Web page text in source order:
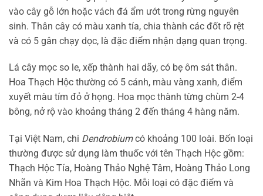
vào cây gỗ lớn hoặc vách đá ẩm ướt trong rừng nguyên
sinh. Thân cây có màu xanh tía, chia thành các đốt rõ rệt
và có 5 gân chạy dọc, là đặc điểm nhận dạng quan trọng.
Lá cây mọc so le, xếp thành hai dãy, có bẹ ôm sát thân.
Hoa Thạch Hộc thường có 5 cánh, màu vàng xanh, điểm
xuyết màu tím đỏ ở họng. Hoa mọc thành từng chùm 2-4
bông, nở rộ vào khoảng tháng 2 đến tháng 4 hàng năm.
Tại Việt Nam, chi Dendrobiumcó khoảng 100 loài. Bốn loại
thường được sử dụng làm thuốc với tên Thạch Hộc gồm:
Thạch Hộc Tía, Hoàng Thảo Nghệ Tâm, Hoàng Thảo Long
Nhãn và Kim Hoa Thạch Hộc. Mỗi loại có đặc điểm và